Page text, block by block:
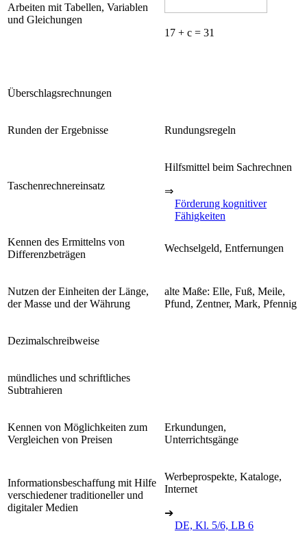
Arbeiten mit Tabellen, Variablen
und Gleichungen
17 + c = 31
Überschlagsrechnungen
Runden der Ergebnisse Rundungsregeln
Taschenrechnereinsatz
Hilfsmittel beim Sachrechnen
⇒
Förderung kognitiver
Fähigkeiten
Kennen des Ermittelns von
Differenzbeträgen
Wechselgeld, Entfernungen
Nutzen der Einheiten der Länge,
der Masse und der Währung
alte Maße: Elle, Fuß, Meile,
Pfund, Zentner, Mark, Pfennig
Dezimalschreibweise
mündliches und schriftliches
Subtrahieren
Kennen von Möglichkeiten zum
Vergleichen von Preisen
Erkundungen,
Unterrichtsgänge
Informationsbeschaffung mit Hilfe
verschiedener traditioneller und
digitaler Medien
Werbeprospekte, Kataloge,
Internet
➔
DE, Kl. 5/6, LB 6